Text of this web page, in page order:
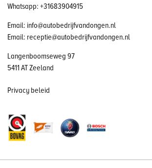
Whatsapp: +31683904915
Email: info@autobedrijfvandongen.nl
Email: receptie@autobedrijfvandongen.nl
Langenboomseweg 97
5411 AT Zeeland
Privacy beleid